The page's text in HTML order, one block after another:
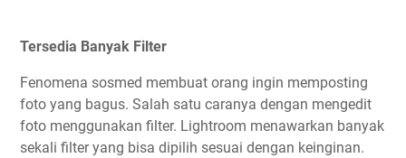
Tersedia Banyak Filter
Fenomena sosmed membuat orang ingin memposting
foto yang bagus. Salah satu caranya dengan mengedit
foto menggunakan filter. Lightroom menawarkan banyak
sekali filter yang bisa dipilih sesuai dengan keinginan.